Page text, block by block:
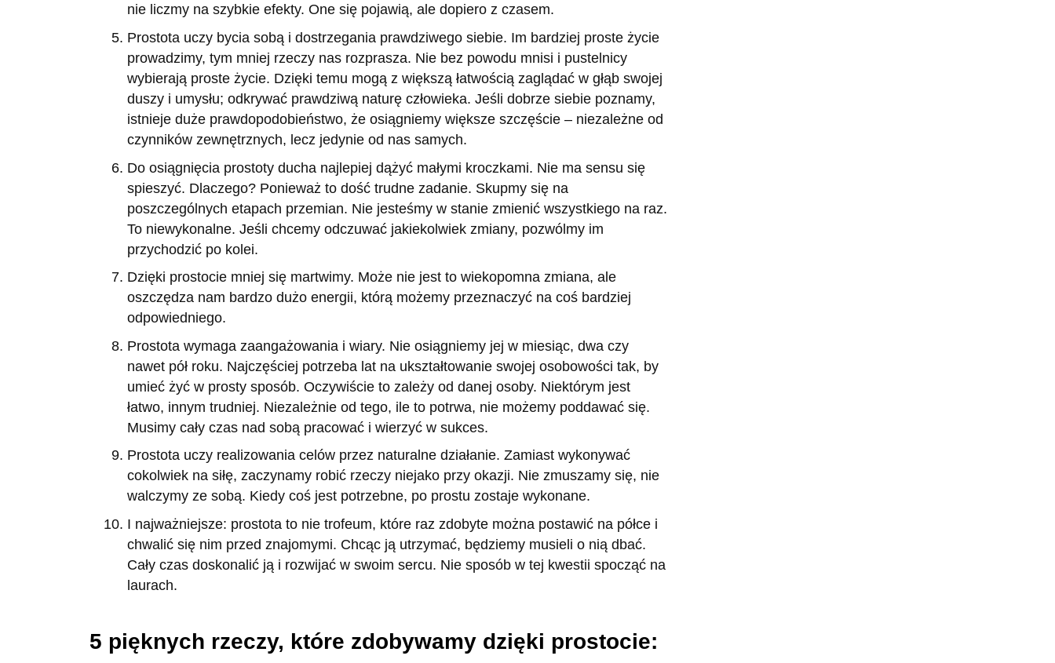
nie liczmy na szybkie efekty. One się pojawią, ale dopiero z czasem.
Prostota uczy bycia sobą i dostrzegania prawdziwego siebie. Im bardziej proste życie
prowadzimy, tym mniej rzeczy nas rozprasza. Nie bez powodu mnisi i pustelnicy
wybierają proste życie. Dzięki temu mogą z większą łatwością zaglądać w głąb swojej
duszy i umysłu; odkrywać prawdziwą naturę człowieka. Jeśli dobrze siebie poznamy,
istnieje duże prawdopodobieństwo, że osiągniemy większe szczęście – niezależne od
czynników zewnętrznych, lecz jedynie od nas samych.
Do osiągnięcia prostoty ducha najlepiej dążyć małymi kroczkami. Nie ma sensu się
spieszyć. Dlaczego? Ponieważ to dość trudne zadanie. Skupmy się na
poszczególnych etapach przemian. Nie jesteśmy w stanie zmienić wszystkiego na raz.
To niewykonalne. Jeśli chcemy odczuwać jakiekolwiek zmiany, pozwólmy im
przychodzić po kolei.
Dzięki prostocie mniej się martwimy. Może nie jest to wiekopomna zmiana, ale
oszczędza nam bardzo dużo energii, którą możemy przeznaczyć na coś bardziej
odpowiedniego.
Prostota wymaga zaangażowania i wiary. Nie osiągniemy jej w miesiąc, dwa czy
nawet pół roku. Najczęściej potrzeba lat na ukształtowanie swojej osobowości tak, by
umieć żyć w prosty sposób. Oczywiście to zależy od danej osoby. Niektórym jest
łatwo, innym trudniej. Niezależnie od tego, ile to potrwa, nie możemy poddawać się.
Musimy cały czas nad sobą pracować i wierzyć w sukces.
Prostota uczy realizowania celów przez naturalne działanie. Zamiast wykonywać
cokolwiek na siłę, zaczynamy robić rzeczy niejako przy okazji. Nie zmuszamy się, nie
walczymy ze sobą. Kiedy coś jest potrzebne, po prostu zostaje wykonane.
I najważniejsze: prostota to nie trofeum, które raz zdobyte można postawić na półce i
chwalić się nim przed znajomymi. Chcąc ją utrzymać, będziemy musieli o nią dbać.
Cały czas doskonalić ją i rozwijać w swoim sercu. Nie sposób w tej kwestii spocząć na
laurach.
5 pięknych rzeczy, które zdobywamy dzięki prostocie: